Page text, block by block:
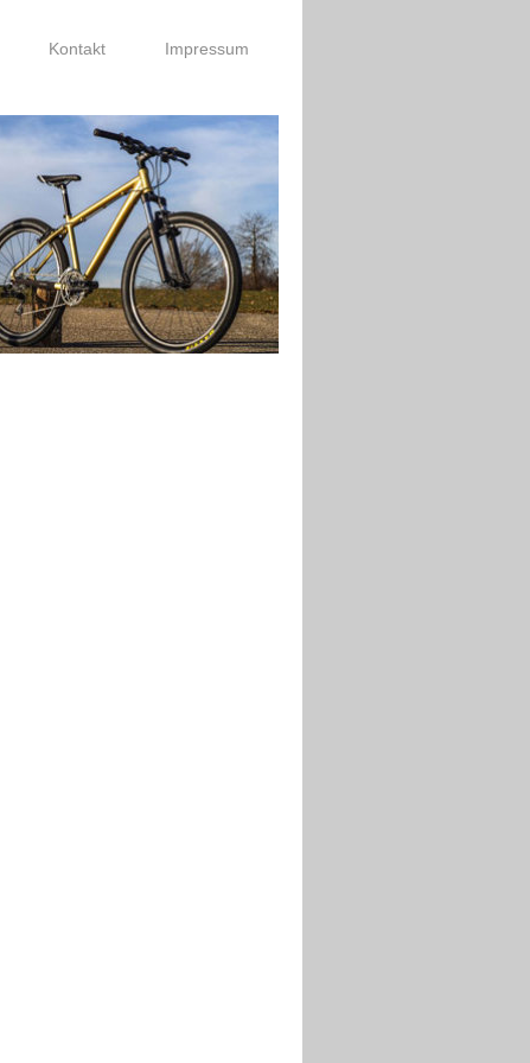
Kontakt Impressum